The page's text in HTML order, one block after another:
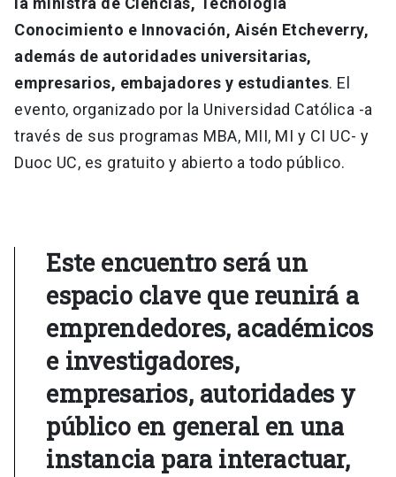
Conocimiento e Innovación, Aisén Etcheverry,
además de autoridades universitarias,
empresarios, embajadores y estudiantes. El
evento, organizado por la Universidad Católica -a
través de sus programas MBA, MII, MI y CI UC- y
Duoc UC, es gratuito y abierto a todo público.
Este encuentro será un
espacio clave que reunirá a
emprendedores, académicos
e investigadores,
empresarios, autoridades y
público en general en una
instancia para interactuar,